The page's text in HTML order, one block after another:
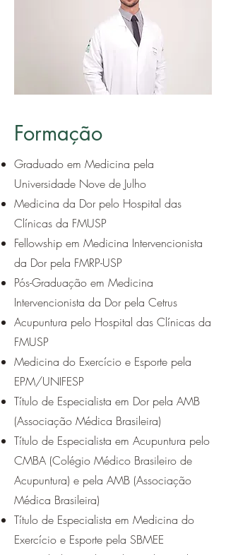
Formação
Graduado em Medicina pela
Universidade Nove de Julho
Medicina da Dor pelo Hospital das
Clínicas da FMUSP
Fellowship em Medicina Intervencionista
da Dor pela FMRP-USP
Pós-Graduação em Medicina
Intervencionista da Dor pela Cetrus
Acupuntura pelo Hospital das Clínicas da
FMUSP
Medicina do Exercício e Esporte pela
EPM/UNIFESP
Título de Especialista em Dor pela AMB
(Associação Médica Brasileira)
Título de Especialista em Acupuntura pelo
CMBA (Colégio Médico Brasileiro de
Acupuntura) e pela AMB (Associação
Médica Brasileira)
Título de Especialista em Medicina do
Exercício e Esporte pela SBMEE